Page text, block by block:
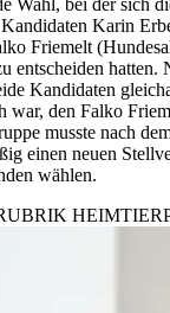
Karin
Friemelt
entscheiden hatten.
Kandidaten
war, den Falko
musste nach
einen neuen
wählen.